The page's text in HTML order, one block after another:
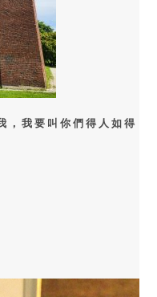
， 我 要 叫 你 們 得 人 如 得